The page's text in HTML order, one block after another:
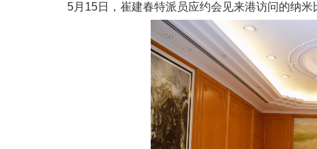
5月15日，崔建春特派员应约会见来港访问的纳